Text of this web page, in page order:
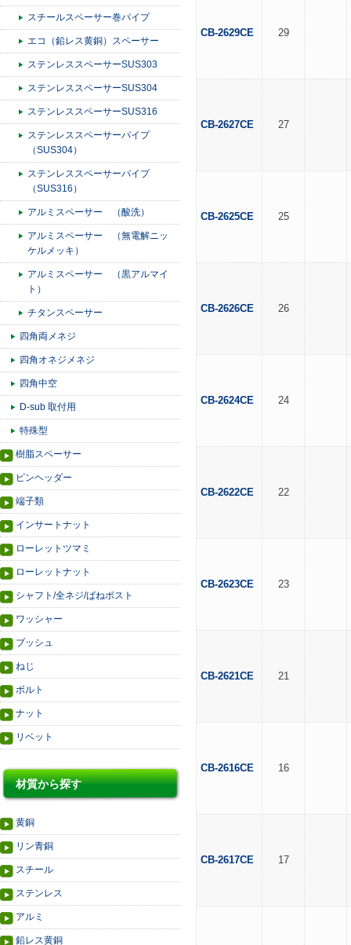
スチールスペーサー巻パイプ
エコ（鉛レス黄銅）スペーサー
ステンレススペーサーSUS303
ステンレススペーサーSUS304
ステンレススペーサーSUS316
ステンレススペーサーパイプ
（SUS304）
ステンレススペーサーパイプ
（SUS316）
アルミスペーサー （酸洗）
アルミスペーサー （無電解ニッ
ケルメッキ）
アルミスペーサー （黒アルマイ
ト）
チタンスペーサー
四角両メネジ
四角オネジメネジ
四角中空
D-sub 取付用
特殊型
樹脂スペーサー
ピンヘッダー
端子類
インサートナット
ローレットツマミ
ローレットナット
シャフト/全ネジ/ばねポスト
ワッシャー
ブッシュ
ねじ
ボルト
ナット
リベット
材質から探す
黄銅
リン青銅
スチール
ステンレス
アルミ
鉛レス黄銅
CB-2629CE 29
CB-2627CE 27
CB-2625CE 25
CB-2626CE 26
CB-2624CE 24
CB-2622CE 22
CB-2623CE 23
CB-2621CE 21
CB-2616CE 16
CB-2617CE 17